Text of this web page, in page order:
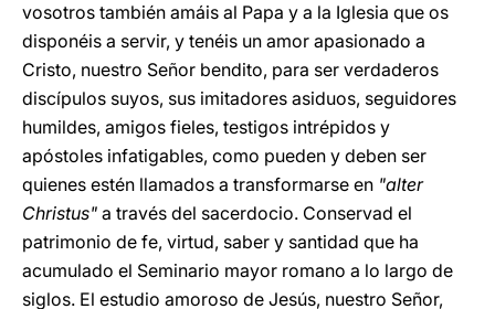
vosotros también amáis al Papa y a la Iglesia que os
disponéis a servir, y tenéis un amor apasionado a
Cristo, nuestro Señor bendito, para ser verdaderos
discípulos suyos, sus imitadores asiduos, seguidores
humildes, amigos fieles, testigos intrépidos y
apóstoles infatigables, como pueden y deben ser
quienes estén llamados a transformarse en "alter
Christus" a través del sacerdocio. Conservad el
patrimonio de fe, virtud, saber y santidad que ha
acumulado el Seminario mayor romano a lo largo de
siglos. El estudio amoroso de Jesús, nuestro Señor,